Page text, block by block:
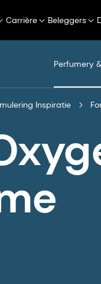
Carrière Beleggers
Perfumery
Inspiratie